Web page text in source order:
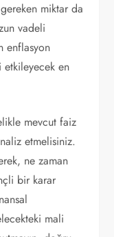
miktar da
vadeli
enflasyon
en
mevcut faiz
etmelisiniz.
ne zaman
bir karar
mali